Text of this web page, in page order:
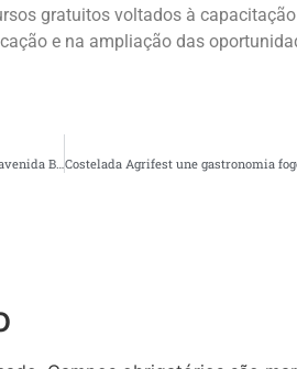
gratuitos voltados à
e na ampliação das